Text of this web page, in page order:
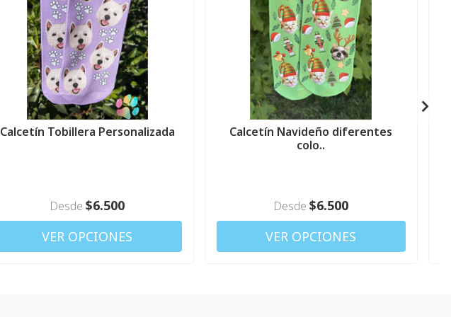
Calcetín Tobillera Personalizada
Desde$6.500
VER OPCIONES
Calcetín Navideño diferentes
colo..
Desde$6.500
VER OPCIONES